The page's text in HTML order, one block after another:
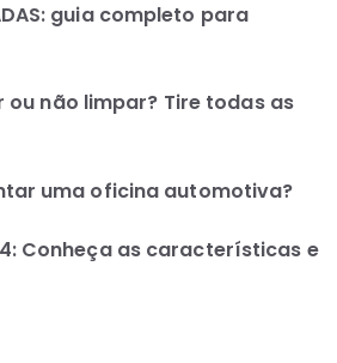
guia completo para
ou não limpar? Tire todas as
uma oficina automotiva?
Conheça as características e